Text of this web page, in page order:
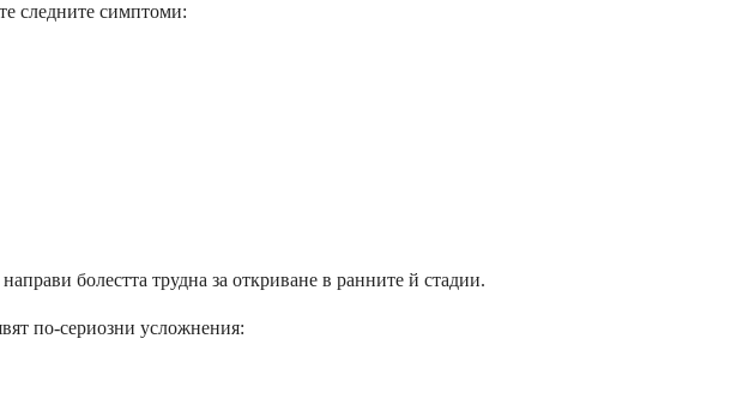
следните симптоми:
болестта трудна за откриване в ранните й стадии.
по-сериозни усложнения: